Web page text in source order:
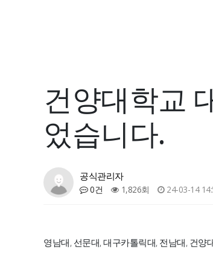
건양대학교
었습니다.
공식관리자
0건 1,826회 24-03-14
영남대, 선문대, 대구카톨릭대, 전남대, 건양